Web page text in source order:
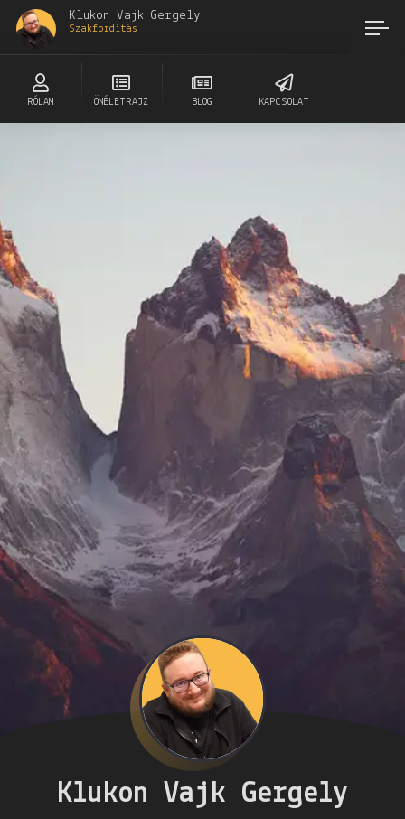
Klukon Vajk Gergely
Szakfordítás
RÓLAM ÖNÉLETRAJZ BLOG KAPCSOLAT
Klukon Vajk Gergely